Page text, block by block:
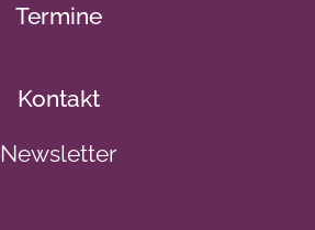
Termine
Kontakt
Newsletter